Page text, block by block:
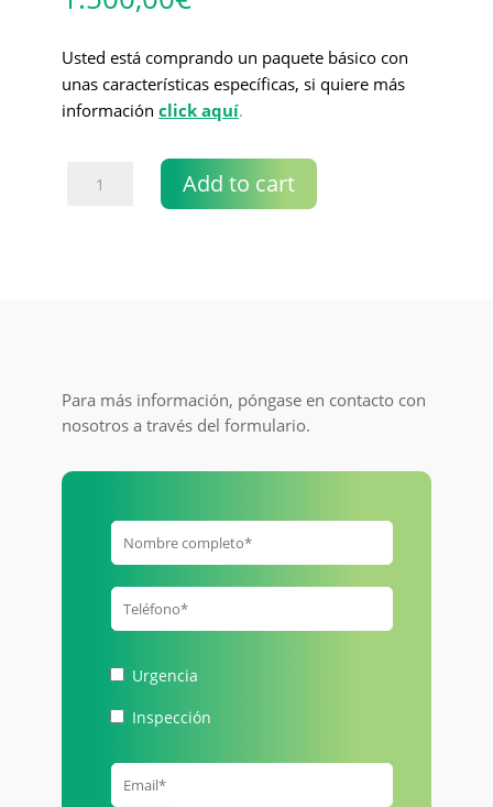
Usted está comprando un paquete básico con
unas características específicas, si quiere más
información click aquí.
Add to cart
Para más información, póngase en contacto con
nosotros a través del formulario.
Urgencia
Inspección